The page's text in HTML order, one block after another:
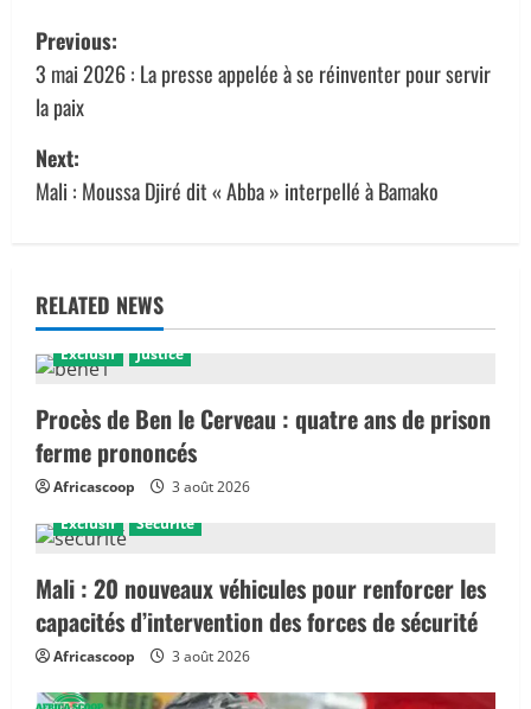
P
o
s
t
v
i
g
a
t
i
o
n
Previous:
3 mai 2026 : La presse appelée à se réinventer pour servir
la paix
Next:
Mali : Moussa Djiré dit « Abba » interpellé à Bamako
RELATED NEWS
Exclusif Justice
Procès de Ben le Cerveau : quatre ans de prison
ferme prononcés
Africascoop
3 août 2026
Exclusif
Sécurité
Mali : 20 nouveaux véhicules pour renforcer les
capacités d’intervention des forces de sécurité
Africascoop 3 août 2026